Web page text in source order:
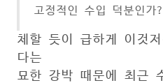
고정적인 수입 덕분인가?
체할 듯이 급하게 이것
다는
묘한 강박 때문에 최근